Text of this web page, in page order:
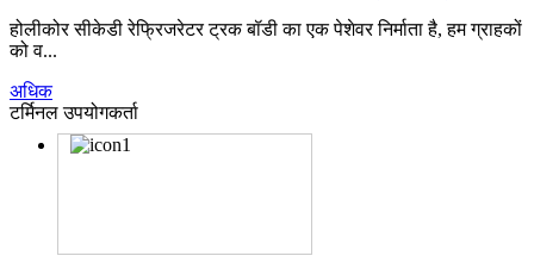
होलीकोर सीकेडी रेफ्रिजरेटर ट्रक बॉडी का एक पेशेवर निर्माता है, हम ग्राहकों
को व...
अधिक
टर्मिनल उपयोगकर्ता